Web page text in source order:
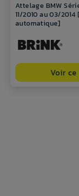
Attelage BMW
11/2010 au 03/
automatique]
Voir